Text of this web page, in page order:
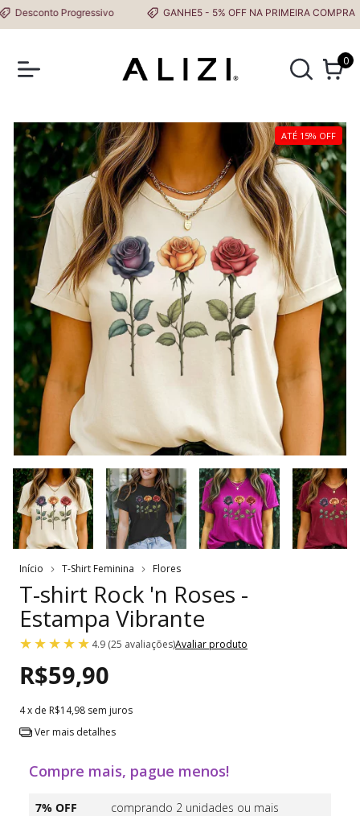
Progressivo GANHE5 - 5% OFF NA PRIMEIRA COMPRA
0
ATÉ 15% OFF
Início T-Shirt Feminina Flores
T-shirt Rock 'n Roses -
Estampa Vibrante
4.9 (25 avaliações)Avaliar produto
R$59,90
4x de R$14,98 sem juros
Ver mais detalhes
Compre mais, pague menos!
7% OFF
comprando 2 unidades ou mais